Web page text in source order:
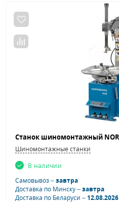
Шиномонтажные станки
В наличии
Самовывоз –завтра
Доставка по Минску –завтра
Доставка по Беларуси –12.08.2026